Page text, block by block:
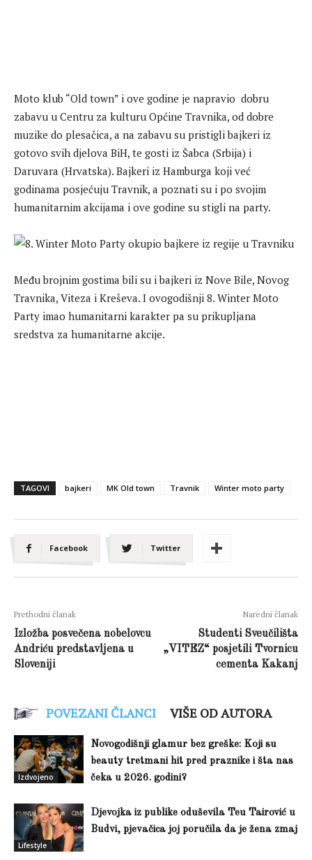
Moto klub “Old town” i ove godine je napravio dobru
zabavu u Centru za kulturu Općine Travnika, od dobre
muzike do plesačica, a na zabavu su pristigli bajkeri iz
gotovo svih djelova BiH, te gosti iz Šabca (Srbija) i
Daruvara (Hrvatska). Bajkeri iz Hamburga koji već
godinama posjećuju Travnik, a poznati su i po svojim
humanitarnim akcijama i ove godine su stigli na party.
Među brojnim gostima bili su i bajkeri iz Nove Bile, Novog
Travnika, Viteza i Kreševa. I ovogodišnji 8. Winter Moto
Party imao humanitarni karakter pa su prikupljana
sredstva za humanitarne akcije.
TAGOVI bajkeri MK Old town Travnik Winter moto party
Facebook Twitter
Prethodni članak
Izložba posvečena nobelovcu
Andriću predstavljena u
Sloveniji
Naredni članak
Studenti Sveučilišta
„VITEZ“ posjetili Tvornicu
cementa Kakanj
POVEZANI ČLANCI VIŠE OD AUTORA
Izdvojeno
Novogodišnji glamur bez greške: Koji su
beauty tretmani hit pred praznike i šta nas
čeka u 2026. godini?
Lifestyle
Djevojka iz publike oduševila Teu Tairović u
Budvi, pjevačica joj poručila da je žena zmaj